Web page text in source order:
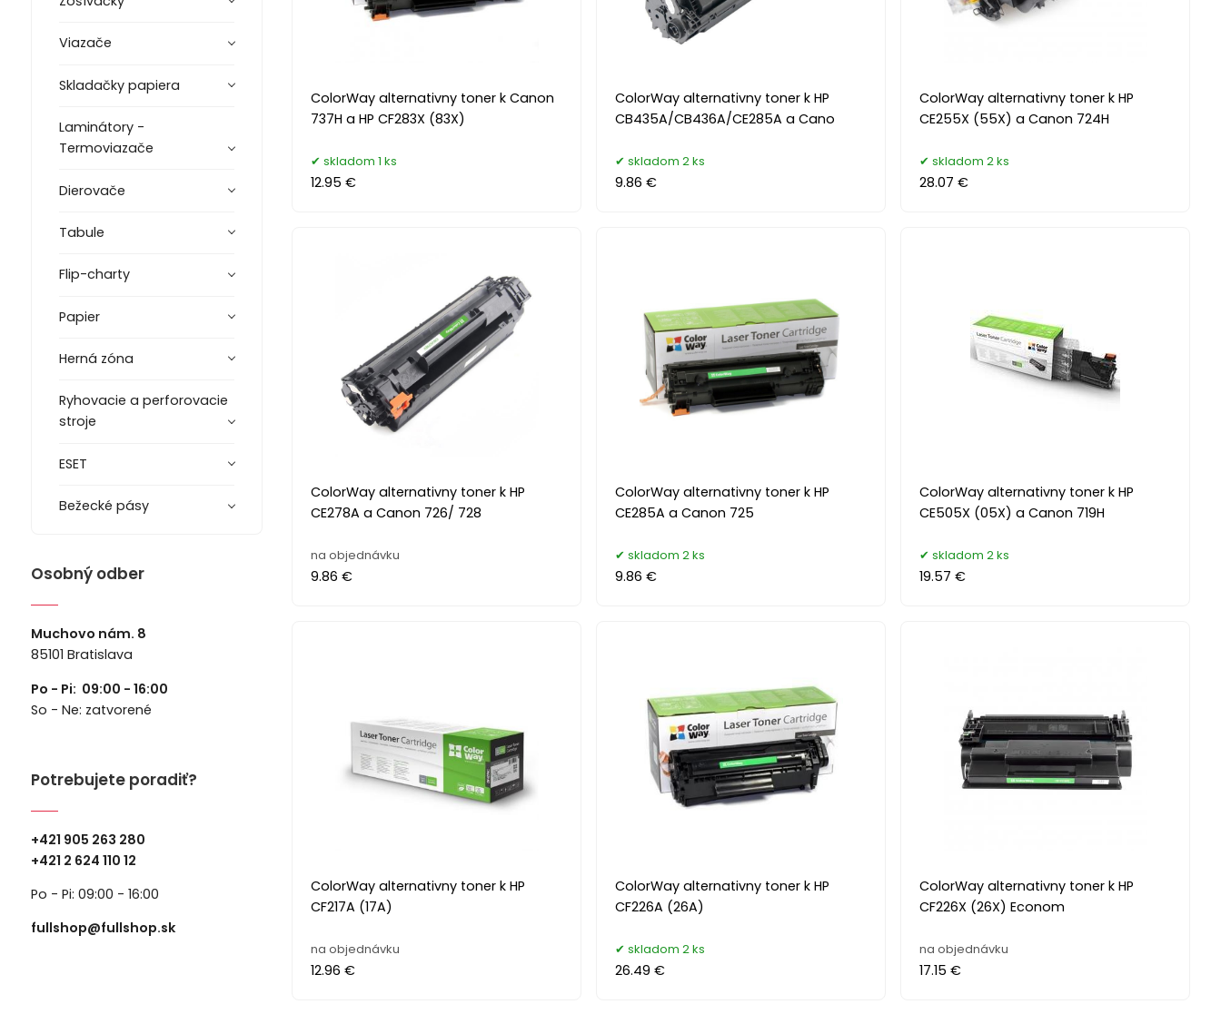
Viazače
Skladačky papiera
Laminátory -
Termoviazače
Dierovače
Tabule
Flip-charty
Papier
Herná zóna
Ryhovacie a perforovacie
stroje
ESET
Bežecké pásy
Osobný odber
Muchovo nám. 8
85101 Bratislava
Po - Pi: 09:00 - 16:00
So - Ne: zatvorené
Potrebujete poradiť?
+421 905 263 280
+421 2 624 110 12
Po - Pi: 09:00 - 16:00
fullshop@fullshop.sk
ColorWay alternativny toner k Canon
737H a HP CF283X (83X)
skladom 1 ks
12.95 €
ColorWay alternativny toner k HP
CB435A/CB436A/CE285A a Cano
skladom 2 ks
9.86 €
ColorWay alternativny toner k HP
CE255X (55X) a Canon 724H
skladom 2 ks
28.07 €
ColorWay alternativny toner k HP
CE278A a Canon 726/ 728
na objednávku
9.86 €
ColorWay alternativny toner k HP
CE285A a Canon 725
skladom 2 ks
9.86 €
ColorWay alternativny toner k HP
CE505X (05X) a Canon 719H
skladom 2 ks
19.57 €
ColorWay alternativny toner k HP
CF217A (17A)
na objednávku
12.96 €
ColorWay alternativny toner k HP
CF226A (26A)
skladom 2 ks
26.49 €
ColorWay alternativny toner k HP
CF226X (26X) Econom
na objednávku
17.15 €